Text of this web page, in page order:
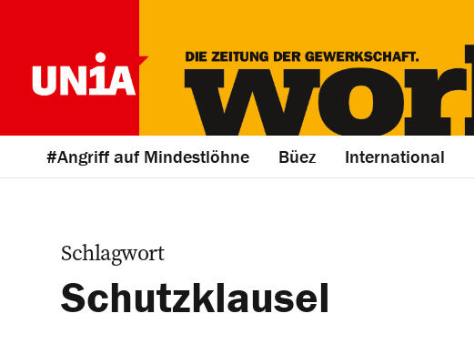
#Angriff auf Mindestlöhne Büez International
Schlagwort
Schutzklausel